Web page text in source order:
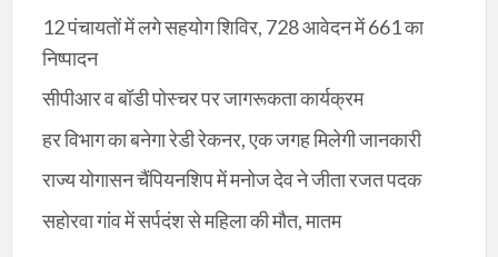
12 पंचायतों में लगे सहयोग शिविर, 728 आवेदन में 661 का
निष्पादन
सीपीआर व बॉडी पोस्चर पर जागरूकता कार्यक्रम
हर विभाग का बनेगा रेडी रेकनर, एक जगह मिलेगी जानकारी
राज्य योगासन चैंपियनशिप में मनोज देव ने जीता रजत पदक
सहोरवा गांव में सर्पदंश से महिला की मौत, मातम